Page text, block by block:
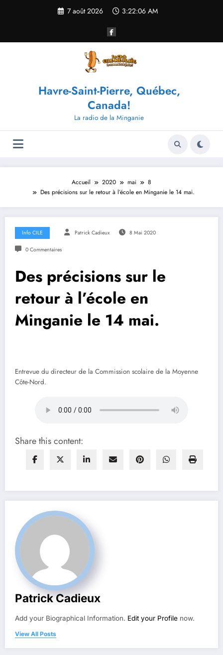
7 août 2026 3:22:06 AM
Havre-Saint-Pierre, Québec,
Canada!
La radio de la Minganie
Accueil 2020 mai
8
Des précisions sur le retour à l’école en Minganie le 14 mai.
Info CILE Patrick Cadieux 8 Mai 2020
0 Commentaires
Des précisions sur le
retour à l’école en
Minganie le 14 mai.
Entrevue du directeur de la Commission scolaire de la Moyenne
Côte-Nord.
Share this content:
Patrick Cadieux
Add your Biographical Information. Edit your Profile now.
View All Posts